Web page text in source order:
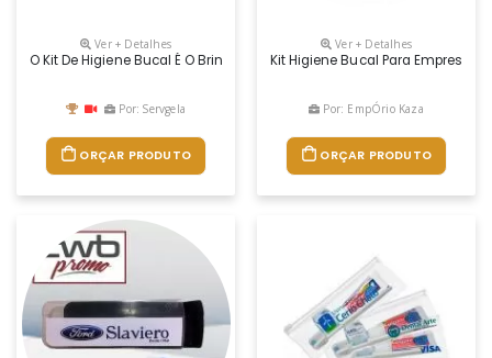
Ver + Detalhes
O Kit De Higiene Bucal É O Brinde Certo Para Ações De Marketing E
Por: Servgela
ORÇAR PRODUTO
Ver + Detalhes
Kit Higiene Bucal Para Empresas
Por: EmpÓrio Kaza
ORÇAR PRODUTO